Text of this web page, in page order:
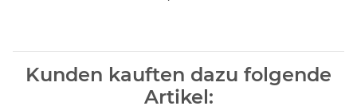
Kunden kauften dazu folgende
Artikel: